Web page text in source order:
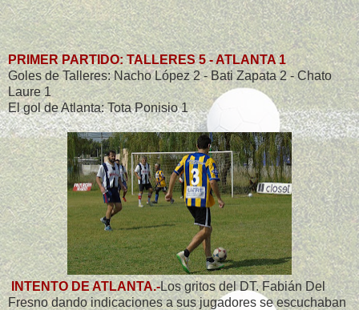
PRIMER PARTIDO: TALLERES 5 - ATLANTA 1
Goles de Talleres: Nacho López 2 - Bati Zapata 2 - Chato
Laure 1
El gol de Atlanta: Tota Ponisio 1
INTENTO DE ATLANTA.-Los gritos del DT. Fabián Del
Fresno dando indicaciones a sus jugadores se escuchaban